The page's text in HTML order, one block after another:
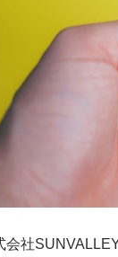
会社